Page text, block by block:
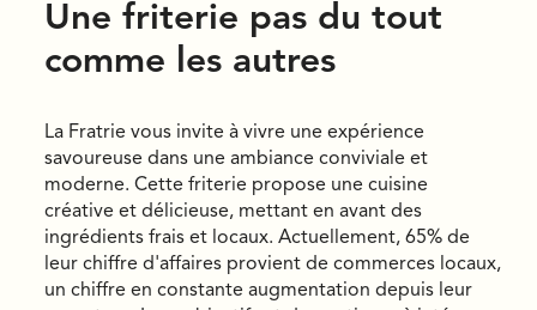
Une friterie pas du tout
comme les autres
La Fratrie vous invite à vivre une expérience
savoureuse dans une ambiance conviviale et
moderne. Cette friterie propose une cuisine
créative et délicieuse, mettant en avant des
ingrédients frais et locaux. Actuellement, 65% de
leur chiffre d'affaires provient de commerces locaux,
un chiffre en constante augmentation depuis leur